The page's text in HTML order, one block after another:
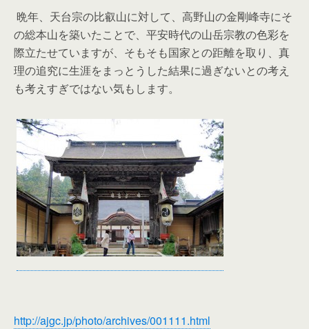
晩年、天台宗の比叡山に対して、高野山の金剛峰寺にそ
の総本山を築いたことで、平安時代の山岳宗教の色彩を
際立たせていますが、そもそも国家との距離を取り、真
理の追究に生涯をまっとうした結果に過ぎないとの考え
も考えすぎではない気もします。
http://ajgc.jp/photo/archives/001111.html